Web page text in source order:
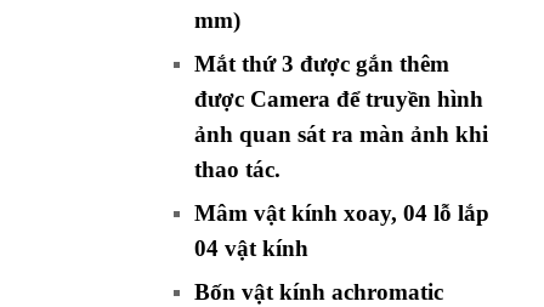
mm)
Mắt thứ 3 được gắn thêm
được Camera để truyền hình
ảnh quan sát ra màn ảnh khi
thao tác.
Mâm vật kính xoay, 04 lỗ lắp
04 vật kính
Bốn vật kính achromatic